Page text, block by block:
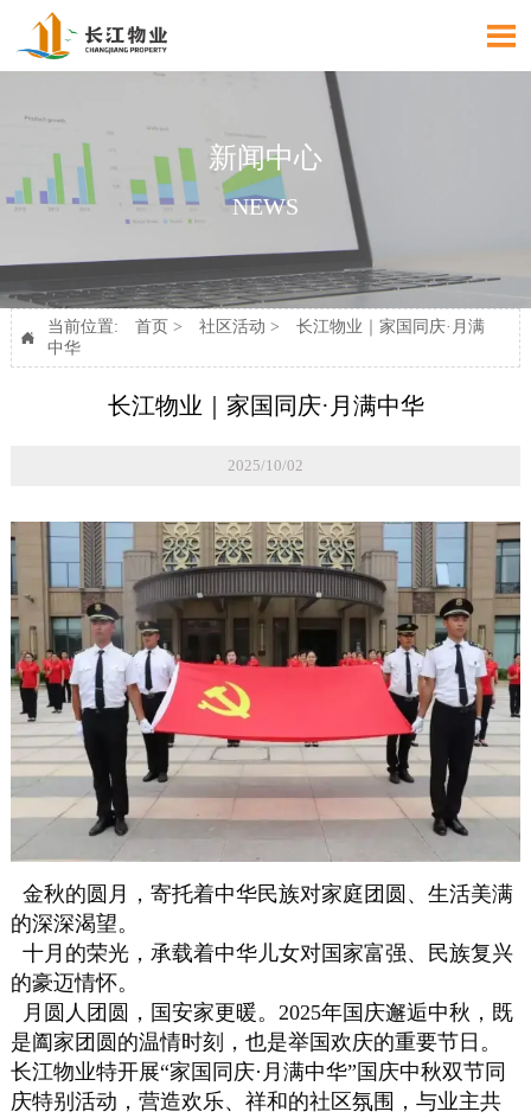

新闻中心
NEWS

当前位置: 首页 > 社区活动 >
长江物业｜家国同庆·月满
中华
长江物业｜家国同庆·月满中华
2025/10/02
金秋的圆月，寄托着中华民族对家庭团圆、生活美满
的深深渴望。
十月的荣光，承载着中华儿女对国家富强、民族复兴
的豪迈情怀。
月圆人团圆，国安家更暖。2025年国庆邂逅中秋，既
是阖家团圆的温情时刻，也是举国欢庆的重要节日。
长江物业特开展“家国同庆·月满中华”国庆中秋双节同
庆特别活动，营造欢乐、祥和的社区氛围，与业主共